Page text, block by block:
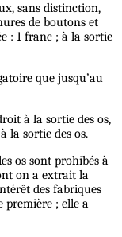
sans distinction,
de boutons et
: 1 franc ; à la sortie
que jusqu’au
à la sortie des os,
la sortie des os.
os sont prohibés à
on a extrait la
des fabriques
première ; elle a